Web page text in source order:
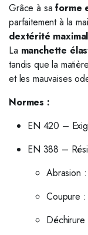
Grâce à saforme
parfaitement à la
dextérité
La manchette
tandis que la
et les mauvaises
Normes :
EN 420 –
EN 388 –
Abrasion
Coupure :